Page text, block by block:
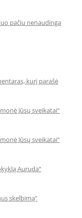
pačiu nenaudinga
kurį parašė
Jūsų sveikatai“
Jūsų sveikatai“
Auruda“
skelbimą“